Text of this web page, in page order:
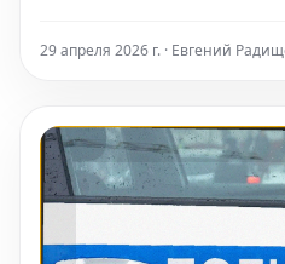
Евгения Цыганова. На
29 апреля 2026 г. · Евгений